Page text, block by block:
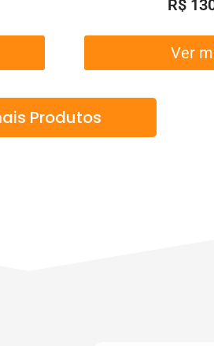
R$
Ver
Produtos